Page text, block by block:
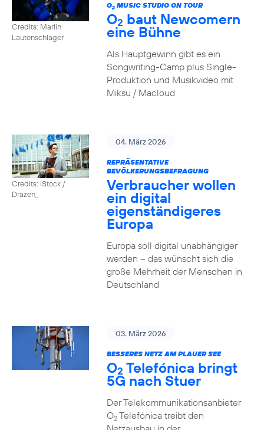
Credits: Marlin
Lautenschläger
O2MUSIC STUDIO ON TOUR
O2 baut Newcomern
eine Bühne
Als Hauptgewinn gibt es ein
Songwriting-Camp plus Single-
Produktion und Musikvideo mit
Miksu / Macloud
Credits: iStock /
Drazen_
04. März 2026
REPRÄSENTATIVE
BEVÖLKERUNGSBEFRAGUNG
Verbraucher wollen
ein digital
eigenständigeres
Europa
Europa soll digital unabhängiger
werden – das wünscht sich die
große Mehrheit der Menschen in
Deutschland
03. März 2026
BESSERES NETZ AM PLAUER SEE
O2 Telefónica bringt
5G nach Stuer
Der Telekommunikationsanbieter
O2Telefónica treibt den